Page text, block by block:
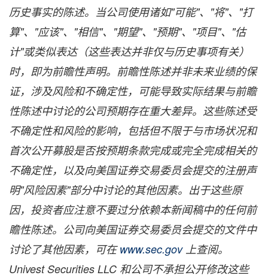
历史事实的陈述。当公司使用诸如"可能"、"将"、"打
算"、"应该"、"相信"、"期望"、"预期"、"项目"、"估
计"或类似表达（这些表达并非仅与历史事项有关）
时，即为前瞻性声明。前瞻性陈述并非未来业绩的保
证，涉及风险和不确定性，可能导致实际结果与前瞻
性陈述中讨论的公司预期存在重大差异。这些陈述受
不确定性和风险的影响，包括但不限于与市场状况和
首次公开募股是否按预期条款完成或完全完成相关的
不确定性，以及向美国证券交易委员会提交的注册声
明"风险因素"部分中讨论的其他因素。出于这些原
因，投资者应注意不要过分依赖本新闻稿中的任何前
瞻性陈述。公司向美国证券交易委员会提交的文件中
讨论了其他因素，可在www.sec.gov 上查阅。
Univest Securities LLC 和公司不承担公开修改这些